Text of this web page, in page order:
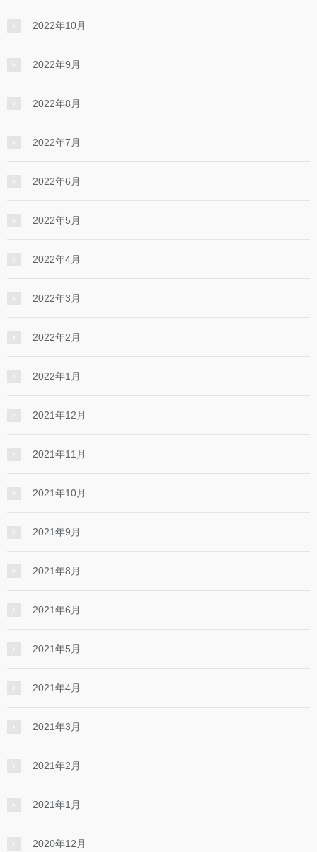
2022年10月
2022年9月
2022年8月
2022年7月
2022年6月
2022年5月
2022年4月
2022年3月
2022年2月
2022年1月
2021年12月
2021年11月
2021年10月
2021年9月
2021年8月
2021年6月
2021年5月
2021年4月
2021年3月
2021年2月
2021年1月
2020年12月